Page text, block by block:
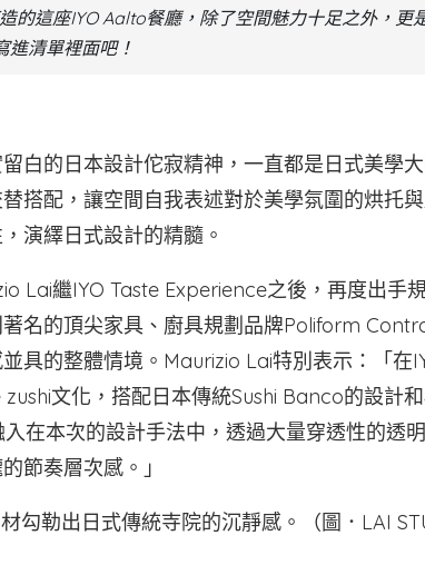
的這座IYO Aalto餐廳，除了空間魅力十足之外，更
進清單裡面吧！
白的日本設計佗寂精神，一直都是日式美學
搭配，讓空間自我表述對於美學氛圍的烘托
演繹日式設計的精髓。
Lai繼IYO Taste Experience之後，再度出手
名的頂尖家具、廚具規劃品牌Poliform
具的整體情境。Maurizio Lai特別表示：「在
文化，搭配日本傳統Sushi Banco的設計
在本次的設計手法中，透過大量穿透性的透
節奏層次感。」